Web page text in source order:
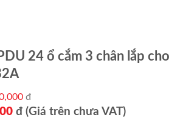
24 ổ cắm 3 chân lắp cho
đ
đ (Giá trên chưa VAT)